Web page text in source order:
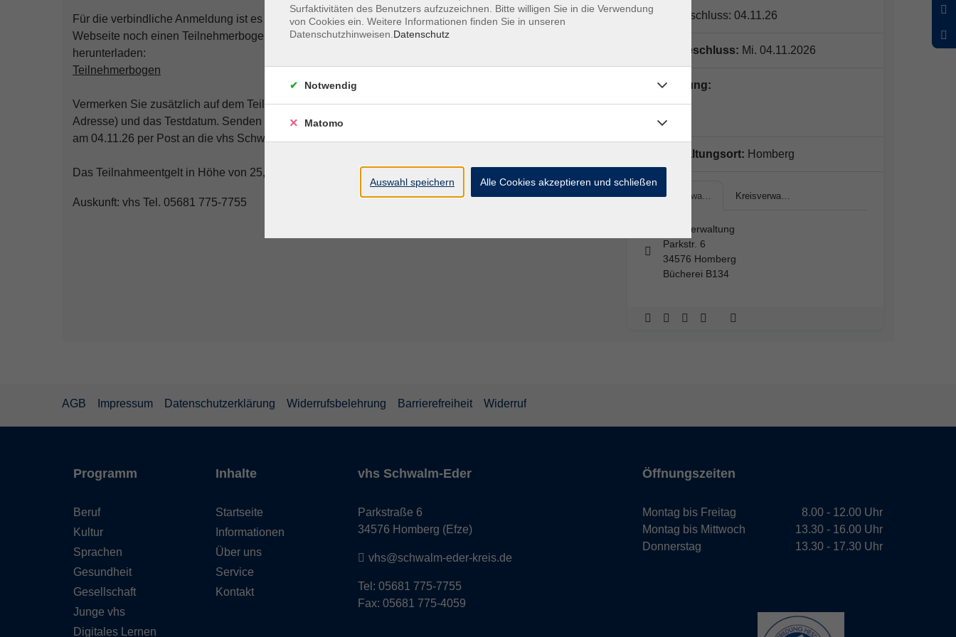
Für die verbindliche Anmeldung ist es erforderlich, dass Sie neben der Buchung über unsere
Webseite noch einen Teilnehmerbogen ausfüllen. Den Teilnehmerbogen können Sie hier
herunterladen:
Teilnehmerbogen
Vermerken Sie zusätzlich auf dem Teilnehmerbogen Ihre Kontaktdaten (Telefonnummer, E-Mail-
Adresse) und das Testdatum. Senden Sie ihn unverzüglich, aber spätestens bis zum Anmeldeschluss
am 04.11.26 per Post an die vhs Schwalm-Eder, Parkstraße 6, 34576 Homberg/Efze.
Das Teilnahmeentgelt in Höhe von 25,00 € ziehen wir von Ihrem Konto per Abbuchungserlaubnis ein.
Auskunft: vhs Tel. 05681 775-7755
Anmeldeschluss: 04.11.26
Anmeldeschluss: Mi. 04.11.2026
Kursleitung:
N.N.
Veranstaltungsort: Homberg
Kreisverwa… Kreisverwa…
Kreisverwaltung
Parkstr. 6
34576 Homberg
Bücherei B134
AGB Impressum Datenschutzerklärung Widerrufsbelehrung Barrierefreiheit Widerruf
Programm
Beruf
Kultur
Sprachen
Gesundheit
Gesellschaft
Junge vhs
Digitales Lernen
Inhalte
Startseite
Informationen
Über uns
Service
Kontakt
vhs Schwalm-Eder
Parkstraße 6
34576 Homberg (Efze)
vhs@schwalm-eder-kreis.de
Tel: 05681 775-7755
Fax: 05681 775-4059
Öffnungszeiten
Montag bis Freitag
Montag bis Mittwoch
Donnerstag
8.00 - 12.00 Uhr
13.30 - 16.00 Uhr
13.30 - 17.30 Uhr
Surfaktivitäten des Benutzers aufzuzeichnen. Bitte willigen Sie in die Verwendung
von Cookies ein. Weitere Informationen finden Sie in unseren
Datenschutzhinweisen. Datenschutz
Notwendig
Matomo
Auswahl speichern Alle Cookies akzeptieren und schließen